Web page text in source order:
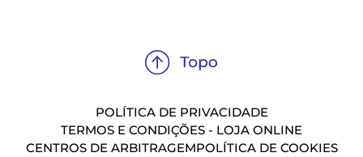
POLÍTICA DE PRIVACIDADE
TERMOS E CONDIÇÕES - LOJA ONLINE
CENTROS DE ARBITRAGEMPOLÍTICA DE COOKIES